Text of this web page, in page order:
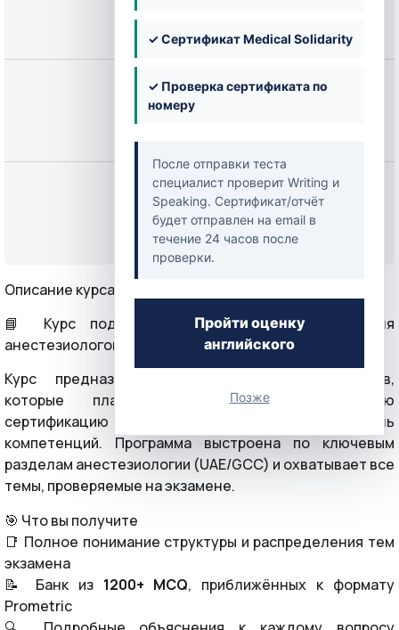
✓ Сертификат Medical Solidarity
✓ Проверка сертификата по
номеру
После отправки теста
специалист проверит Writing и
Speaking. Сертификат/отчёт
будет отправлен на email в
течение 24 часов после
проверки.
Пройти оценку
английского
Позже
Цена
249,00 $
Начать
или Войти
Описание курса
📘 Курс подготовки к экзамену Prometric для
анестезиологов (Anesthesiology)
Курс предназначен для врачей-анестезиологов,
которые планируют пройти международную
сертификацию Prometric и подтвердить уровень
компетенций. Программа выстроена по ключевым
разделам анестезиологии (UAE/GCC) и охватывает все
темы, проверяемые на экзамене.
🎯 Что вы получите
📑 Полное понимание структуры и распределения тем
экзамена
📝 Банк из 1200+ MCQ, приближённых к формату
Prometric